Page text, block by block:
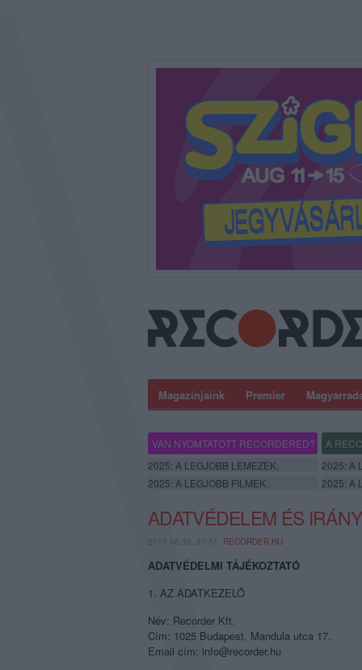
Magazinjaink Premier
VAN NYOMTATOTT RECORDERED? A
2025: A LEGJOBB LEMEZEK.
2025: A
2025: A LEGJOBB FILMEK.
2025: A
ADATVÉDELEM ÉS
2019.06.30. 21:51, RECORDER.HU
ADATVÉDELMI TÁJÉKOZTATÓ
1. AZ ADATKEZELŐ
Név: Recorder Kft.
Cím: 1025 Budapest, Mandula utca 17.
Email cím: info@recorder.hu